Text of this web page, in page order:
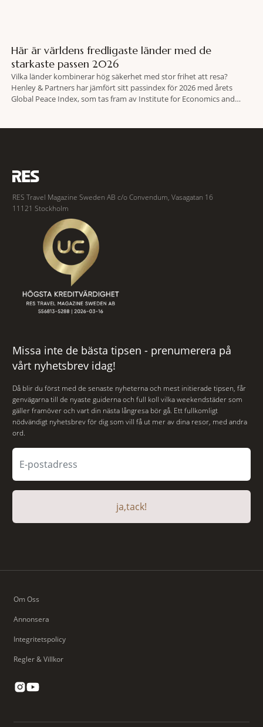
Här är världens fredligaste länder med de
starkaste passen 2026
Vilka länder kombinerar hög säkerhet med stor frihet att resa?
Henley & Partners har jämfört sitt passindex för 2026 med årets
Global Peace Index, som tas fram av Institute for Economics and
RES Travel Magazine Sweden AB c/o Convendum, Vasagatan 16
11121 Stockholm
Missa inte de bästa tipsen - prenumerera på
vårt nyhetsbrev idag!
Då blir du först med de senaste nyheterna och mest initierade tipsen, får
genvägarna till de nyaste guiderna och full koll vilka weekendstäder som
gäller framöver och vart din nästa långresa bör gå. Ett fullkomligt
nödvändigt nyhetsbrev för dig som vill få ut mer av dina resor, med andra
ord.
ja,tack!
Om Oss
Annonsera
Integritetspolicy
Regler & Villkor